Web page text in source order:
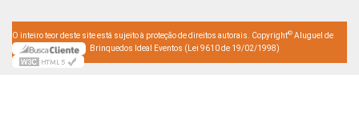
O inteiro teor deste site está sujeito à proteção de direitos autorais. Copyright© Aluguel de
Brinquedos Ideal Eventos (Lei 9610 de 19/02/1998)